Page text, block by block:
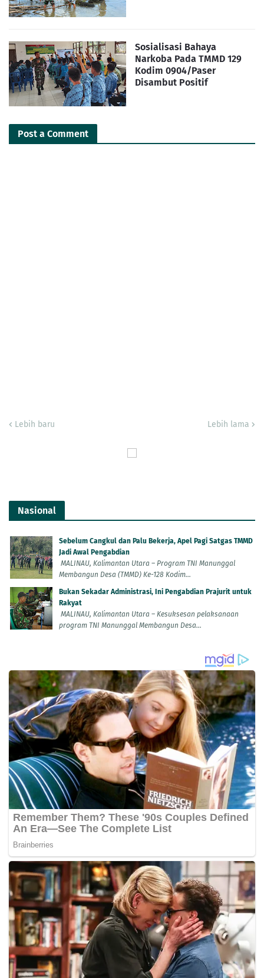
Sosialisasi Bahaya
Narkoba Pada TMMD 129
Kodim 0904/Paser
Disambut Positif
Post a Comment
Lebih baru Lebih lama
Nasional
Sebelum Cangkul dan Palu Bekerja, Apel Pagi Satgas TMMD
Jadi Awal Pengabdian
MALINAU, Kalimantan Utara – Program TNI Manunggal
Membangun Desa (TMMD) Ke-128 Kodim...
Bukan Sekadar Administrasi, Ini Pengabdian Prajurit untuk
Rakyat
MALINAU, Kalimantan Utara – Kesuksesan pelaksanaan
program TNI Manunggal Membangun Desa...